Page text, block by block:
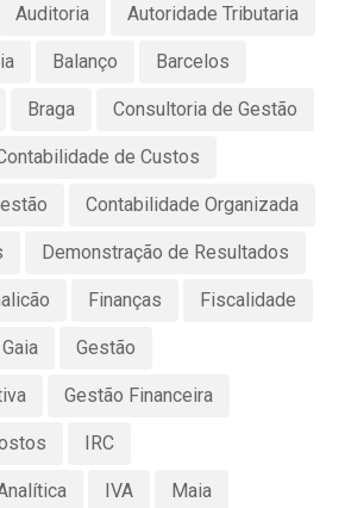
Auditoria Autoridade Tributaria
Balanço Barcelos
Braga Consultoria de Gestão
de Custos
Contabilidade Organizada
Demonstração de Resultados
Finanças Fiscalidade
Gaia Gestão
Gestão Financeira
IRC
IVA Maia